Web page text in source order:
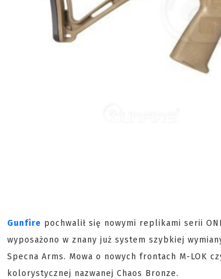
Gunfire pochwalił się nowymi replikami serii
wyposażono w znany już system szybkiej
Specna Arms. Mowa o nowych frontach M-LOK
kolorystycznej nazwanej Chaos Bronze.